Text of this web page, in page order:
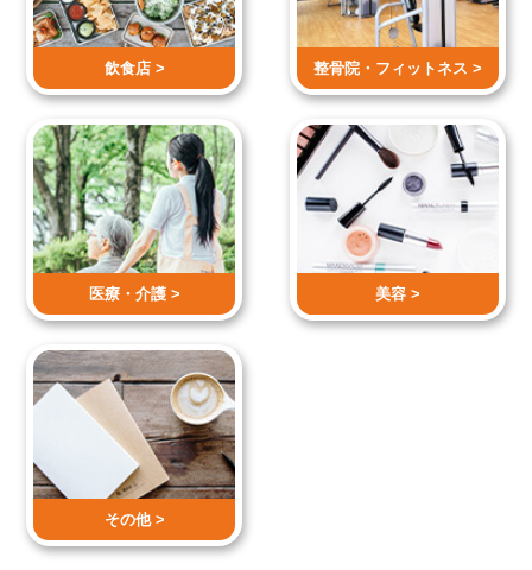
飲食店 > 整骨院・ フィットネス >
医療・介護 > 美容 >
その他 >